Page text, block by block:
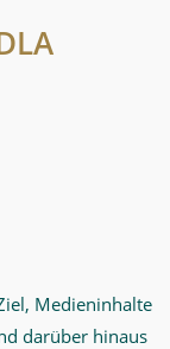
Medieninhalte
darüber hinaus